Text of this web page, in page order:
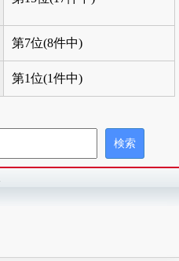
第7位(8件中)
第1位(1件中)